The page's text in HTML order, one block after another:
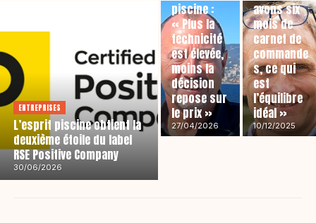
ENTREPRISES
L’esprit piscine obtient la
deuxième étoile du label
RSE Positive Company
30/06/2026
piscine :
« Plus la
technicité
est élevée,
moins la
décision
repose sur
le prix »
27/04/2026
avons six
mois de
carnet de
commande
s, ce qui
est
l’équilibre
idéal »
10/12/2025